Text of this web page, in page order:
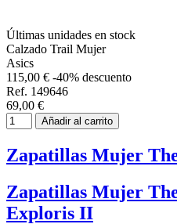
Últimas unidades en stock
Calzado Trail Mujer
Asics
115,00 € -40% descuento
Ref. 149646
69,00 €
Añadir al carrito
Zapatillas Mujer
Zapatillas Mujer
Exploris II